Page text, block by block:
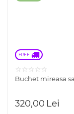
FREE
Buchet mireasa
320,00 Lei